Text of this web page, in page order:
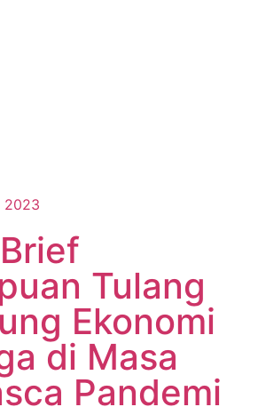
2023
Tulang
Ekonomi
di Masa
Pandemi